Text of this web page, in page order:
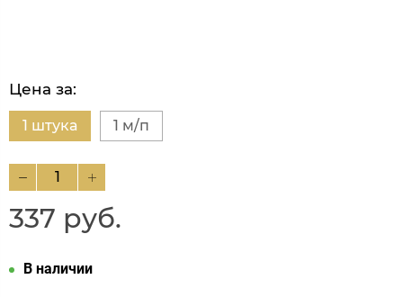
Цена за:
1 штука 1 м/п
337 руб.
В наличии